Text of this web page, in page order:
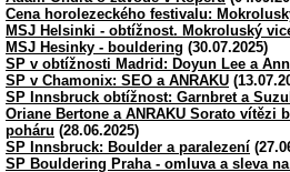
Cena horolezeckého festivalu:
MSJ Helsinki - obtížnost. Mokroluský
MSJ Hesinky - bouldering (30.07.2025)
SP v obtížnosti Madrid: Doyun Lee a
SP v Chamonix: SEO a ANRAKU
SP Innsbruck obtížnost: Garnbret a
Oriane Bertone a ANRAKU Sorato vítězi
poháru (28.06.2025)
SP Innsbruck: Boulder a paralezení
SP Bouldering Praha - omluva a sleva